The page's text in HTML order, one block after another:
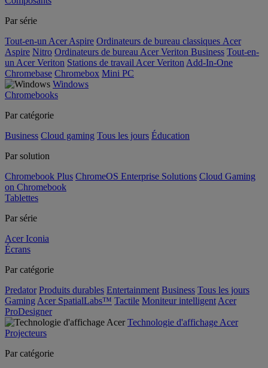
Par série
Tout-en-un Acer Aspire Ordinateurs de bureau classiques Acer
Aspire Nitro Ordinateurs de bureau Acer Veriton Business Tout-en-
un Acer Veriton Stations de travail Acer Veriton Add-In-One
Chromebase Chromebox Mini PC
Windows
Chromebooks
Par catégorie
Business Cloud gaming Tous les jours Éducation
Par solution
Chromebook Plus ChromeOS Enterprise Solutions Cloud Gaming
on Chromebook
Tablettes
Par série
Acer Iconia
Écrans
Par catégorie
Predator Produits durables Entertainment Business Tous les jours
Gaming Acer SpatialLabs™ Tactile Moniteur intelligent Acer
ProDesigner
Technologie d'affichage Acer
Projecteurs
Par catégorie